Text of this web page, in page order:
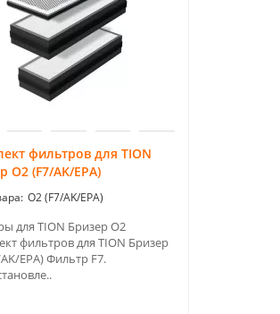
фильтров для TION
O2 (F7/AK/EPA)
O2 (F7/AK/EPA)
для TION Бризер O2
фильтров для TION Бризер
EPA) Фильтр F7.